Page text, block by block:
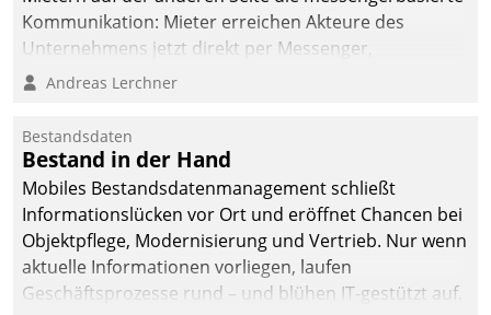
Kommunikation: Mieter erreichen Akteure des
Unternehmens jetzt direkt per Messenger,
Mitarbeiter oder Dienstleister empfangen oder
Andreas Lerchner
Bestandsdaten
Bestand in der Hand
Mobiles Bestandsdatenmanagement schließt
Informationslücken vor Ort und eröffnet Chancen bei
Objektpflege, Modernisierung und Vertrieb. Nur wenn
aktuelle Informationen vorliegen, laufen
Geschäftsprozesse rund – und blühen IT-gestützt auf.